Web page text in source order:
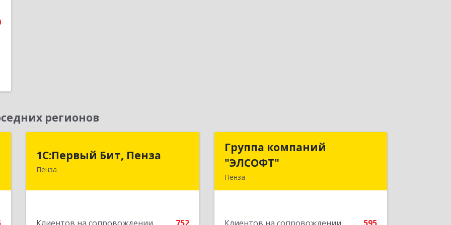
регионов
1С:Первый Бит, Пенза
Пенза
1С:Первый Бит, Пенза
Группа компаний
"ЭЛСОФТ"
Пенза
Группа компаний